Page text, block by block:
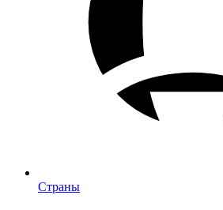
Страны